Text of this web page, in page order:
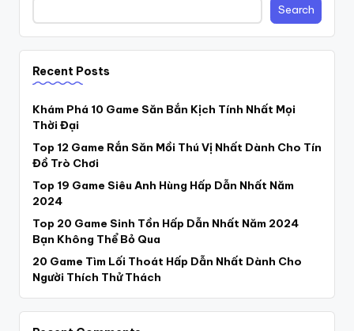
Search
Recent Posts
Khám Phá 10 Game Săn Bắn Kịch Tính Nhất Mọi
Thời Đại
Top 12 Game Rắn Săn Mồi Thú Vị Nhất Dành Cho Tín
Đồ Trò Chơi
Top 19 Game Siêu Anh Hùng Hấp Dẫn Nhất Năm
2024
Top 20 Game Sinh Tồn Hấp Dẫn Nhất Năm 2024
Bạn Không Thể Bỏ Qua
20 Game Tìm Lối Thoát Hấp Dẫn Nhất Dành Cho
Người Thích Thử Thách